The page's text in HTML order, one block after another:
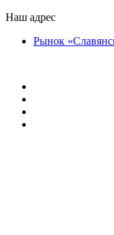
Наш адрес
Рынок